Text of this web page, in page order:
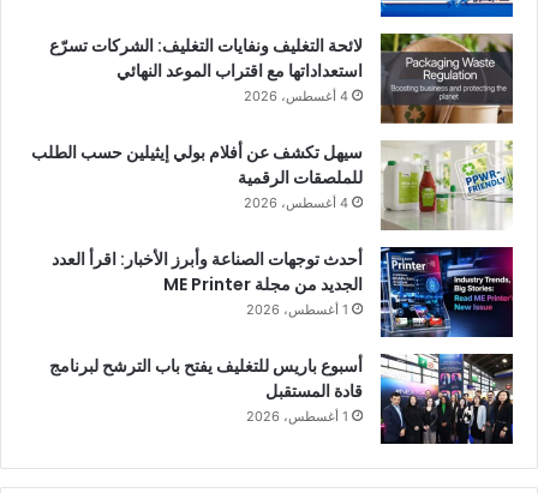
لائحة التغليف ونفايات التغليف: الشركات تسرّع
استعداداتها مع اقتراب الموعد النهائي
4 أغسطس، 2026
سيهل تكشف عن أفلام بولي إيثيلين حسب الطلب
للملصقات الرقمية
4 أغسطس، 2026
أحدث توجهات الصناعة وأبرز الأخبار: اقرأ العدد
الجديد من مجلة ME Printer
1 أغسطس، 2026
أسبوع باريس للتغليف يفتح باب الترشح لبرنامج
قادة المستقبل
1 أغسطس، 2026